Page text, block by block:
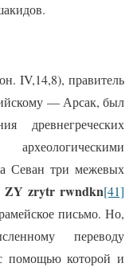
IV,14,8), правитель
— Арсак, был
древнегреческих
Севан три межевых
ZY zrytr rwndkn[41]
письмо. Но,
переводу
помощью которой и